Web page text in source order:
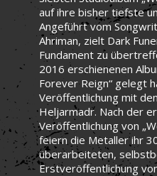
auf ihre bisher tiefste
Angeführt vom
Ahriman, zielt Dark
Fundament zu
2016 erschienenen
Forever Reign“ gelegt
Veröffentlichung mit
Heljarmadr. Nach der
Veröffentlichung von
feiern die Metaller ihr
überarbeiteten,
Erstveröffentlichung